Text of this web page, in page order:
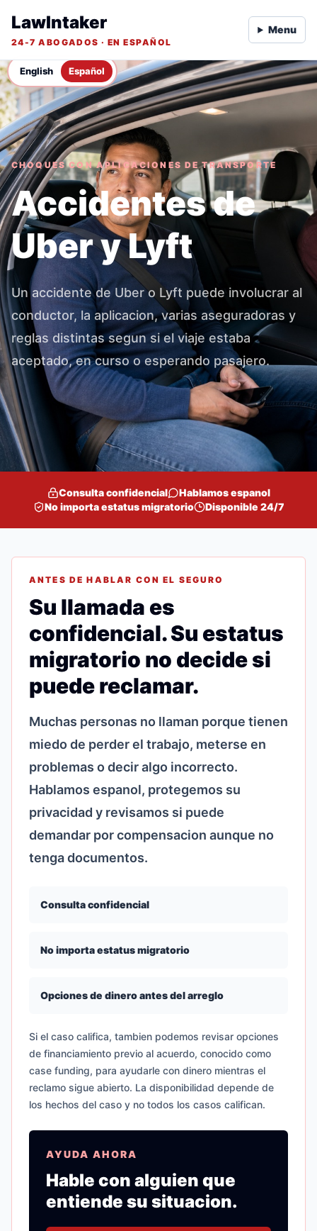
English Español
LawIntaker
24-7 ABOGADOS · EN ESPAÑOL
Menu
CHOQUES CON APLICACIONES DE TRANSPORTE
Accidentes de
Uber y Lyft
Un accidente de Uber o Lyft puede involucrar al
conductor, la aplicacion, varias aseguradoras y
reglas distintas segun si el viaje estaba
aceptado, en curso o esperando pasajero.
Consulta confidencial
Hablamos espanol
No importa estatus migratorio
Disponible 24/7
ANTES DE HABLAR CON EL SEGURO
Su llamada es
confidencial. Su estatus
migratorio no decide si
puede reclamar.
Muchas personas no llaman porque tienen
miedo de perder el trabajo, meterse en
problemas o decir algo incorrecto.
Hablamos espanol, protegemos su
privacidad y revisamos si puede
demandar por compensacion aunque no
tenga documentos.
Consulta confidencial
No importa estatus migratorio
Opciones de dinero antes del arreglo
Si el caso califica, tambien podemos revisar opciones
de financiamiento previo al acuerdo, conocido como
case funding, para ayudarle con dinero mientras el
reclamo sigue abierto. La disponibilidad depende de
los hechos del caso y no todos los casos califican.
AYUDA AHORA
Hable con alguien que
entiende su situacion.